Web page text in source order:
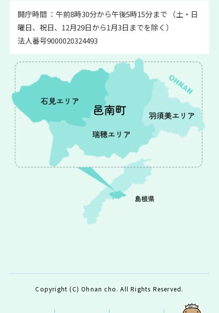
開庁時間 ：午前8時30分から午後5時15分まで （土・日
曜日、祝日、12月29日から1月3日までを除く）
法人番号9000020324493
Copyright (C) Ohnan cho. All Rights Reserved.